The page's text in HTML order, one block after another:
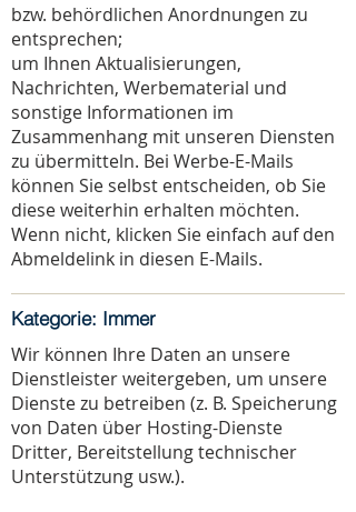
bzw. behördlichen Anordnungen zu
entsprechen;
um Ihnen Aktualisierungen,
Nachrichten, Werbematerial und
sonstige Informationen im
Zusammenhang mit unseren Diensten
zu übermitteln. Bei Werbe-E-Mails
können Sie selbst entscheiden, ob Sie
diese weiterhin erhalten möchten.
Wenn nicht, klicken Sie einfach auf den
Abmeldelink in diesen E-Mails.
Kategorie: Immer
Wir können Ihre Daten an unsere
Dienstleister weitergeben, um unsere
Dienste zu betreiben (z. B. Speicherung
von Daten über Hosting-Dienste
Dritter, Bereitstellung technischer
Unterstützung usw.).